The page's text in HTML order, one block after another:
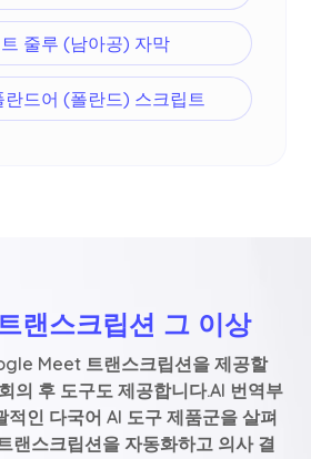
줄루 (남아공) 자막
란드어 (폴란드) 스크립트
랜스크립션 그 이상
Meet 트랜스크립션을 제공할
의 후 도구도 제공합니다.AI 번역부
적인 다국어 AI 도구 제품군을 살펴
랜스크립션을 자동화하고 의사 결